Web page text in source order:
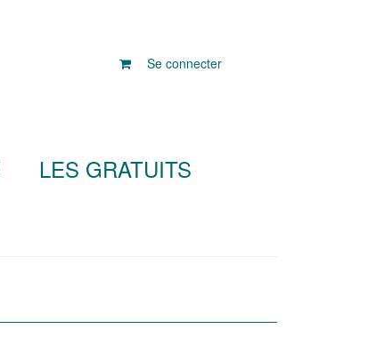
Se connecter
LES GRATUITS